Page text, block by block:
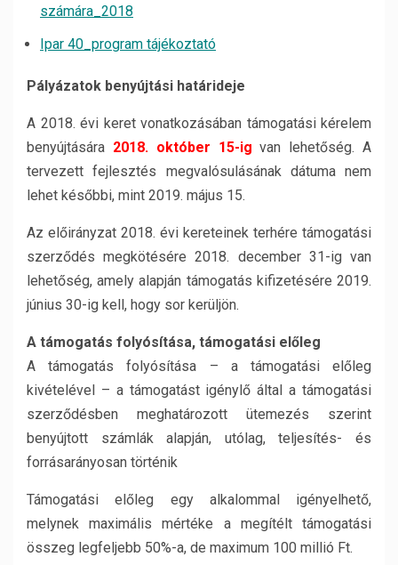
számára_2018
Ipar 40_program tájékoztató
Pályázatok benyújtási határideje
A 2018. évi keret vonatkozásában támogatási kérelem
benyújtására 2018. október 15-ig van lehetőség. A
tervezett fejlesztés megvalósulásának dátuma nem
lehet későbbi, mint 2019. május 15.
Az előirányzat 2018. évi kereteinek terhére támogatási
szerződés megkötésére 2018. december 31-ig van
lehetőség, amely alapján támogatás kifizetésére 2019.
június 30-ig kell, hogy sor kerüljön.
A támogatás folyósítása, támogatási előleg
A támogatás folyósítása – a támogatási előleg
kivételével – a támogatást igénylő által a támogatási
szerződésben meghatározott ütemezés szerint
benyújtott számlák alapján, utólag, teljesítés- és
forrásarányosan történik
Támogatási előleg egy alkalommal igényelhető,
melynek maximális mértéke a megítélt támogatási
összeg legfeljebb 50%-a, de maximum 100 millió Ft.